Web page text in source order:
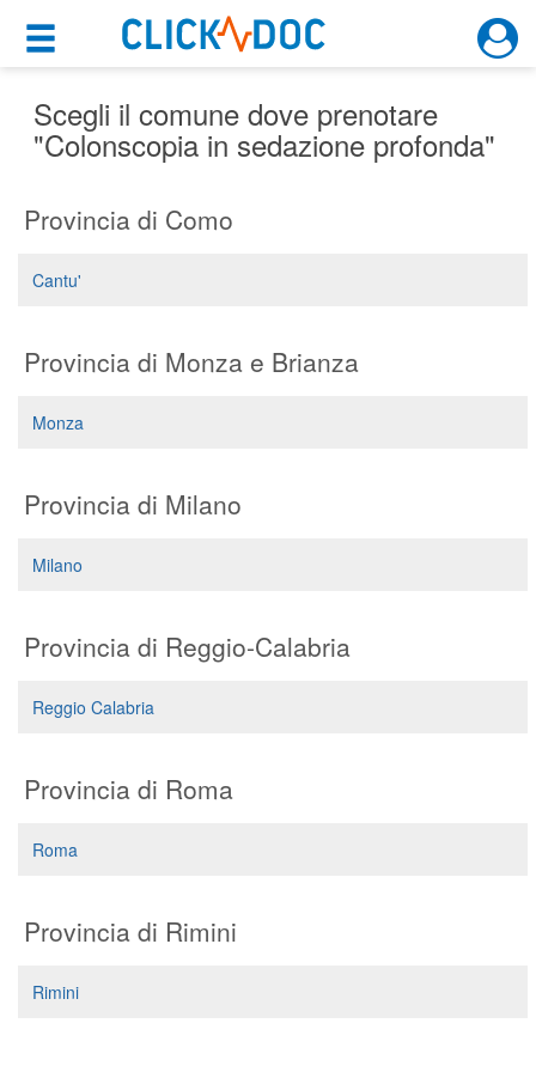
×
Motore di ricerca
×
Cosa possiamo offrirti
Prenota una visita
Ricerca specialisti
(su medicitalia.it)
Per gli specialisti
Planner e rubrica in cloud
Segreteria virtuale
Scegli il comune dove prenotare
"Colonscopia in sedazione profonda"
Provincia di Como
Cantu'
Provincia di Monza e Brianza
Monza
Provincia di Milano
Milano
Provincia di Reggio-Calabria
Reggio Calabria
Provincia di Roma
Roma
Provincia di Rimini
Rimini